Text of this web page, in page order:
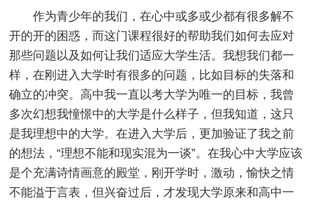
作为青少年的我们，在心中或多或少都有很多解不
开的开的困惑，而这门课程很好的帮助我们如何去应对
那些问题以及如何让我们适应大学生活。我想我们都一
样，在刚进入大学时有很多的问题，比如目标的失落和
确立的冲突。高中我一直以考大学为唯一的目标，我曾
多次幻想我憧憬中的大学是什么样子，但我知道，这只
是我理想中的大学。在进入大学后，更加验证了我之前
的想法，“理想不能和现实混为一谈”。在我心中大学应该
是个充满诗情画意的殿堂，刚开学时，激动，愉快之情
不能溢于言表，但兴奋过后，才发现大学原来和高中一